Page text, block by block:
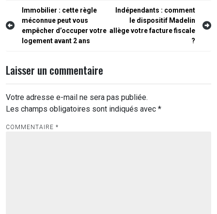
Navigation
de
l’article
Immobilier : cette règle
méconnue peut vous
empêcher d’occuper votre
logement avant 2 ans
Indépendants : comment
le dispositif Madelin
allège votre facture fiscale
?
Laisser un commentaire
Votre adresse e-mail ne sera pas publiée.
Les champs obligatoires sont indiqués avec *
COMMENTAIRE *